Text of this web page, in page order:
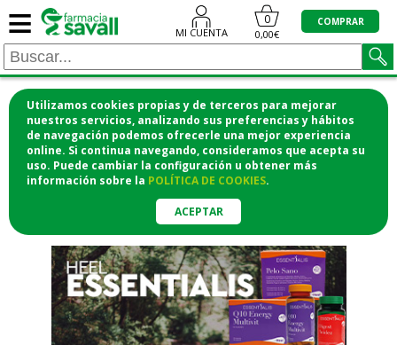
Utilizamos cookies propias y de terceros para mejorar
nuestros servicios, analizando sus preferencias y hábitos
de navegación podemos ofrecerle una mejor experiencia
online. Si continua navegando, consideramos que acepta su
uso. Puede cambiar la configuración u obtener más
información sobre la POLÍTICA DE COOKIES.
ACEPTAR
≡ MI CUENTA
0
0,00€
COMPRAR
¡COMPRA CÓMODAMENTE
DESDE CASA Y RECOGE EN LA
FARMACIA!o si lo prefieres te lo mandamos
a casa